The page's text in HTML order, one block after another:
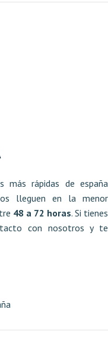
más rápidas de españa
lleguen en la menor
48 a 72 horas. Si tienes
con nosotros y te